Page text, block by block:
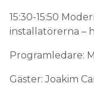
15:30-15:50
installatörerna –
Programledare:
Gäster: Joakim